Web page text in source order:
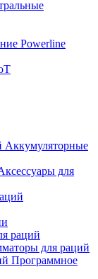
Powerline
Аккумуляторные
для
раций
для раций
Программное